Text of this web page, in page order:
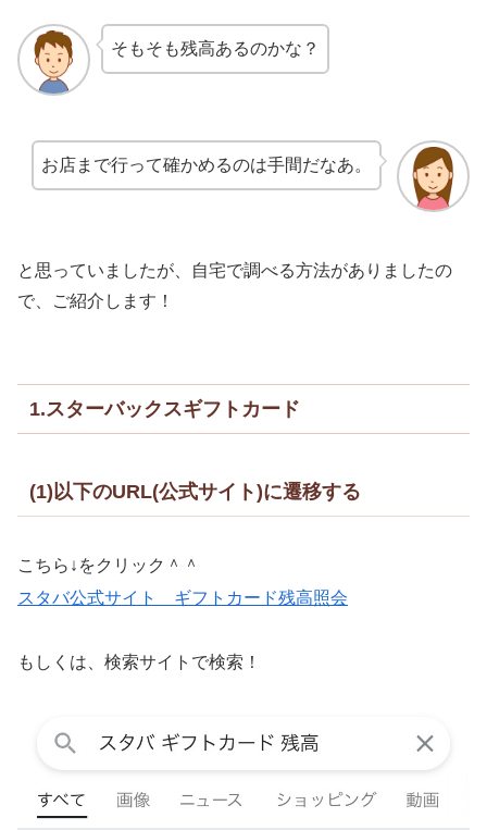
そもそも残高あるのかな？
お店まで行って確かめるのは手間だなあ。
と思っていましたが、自宅で調べる方法がありましたの
で、ご紹介します！
1.スターバックスギフトカード
(1)以下のURL(公式サイト)に遷移する
こちら↓をクリック＾＾
スタバ公式サイト ギフトカード残高照会
もしくは、検索サイトで検索！